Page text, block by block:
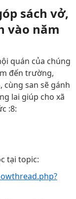
sách vở,
vào năm
quán của chúng
đến trường,
cùng san sẽ gánh
lai giúp cho xã
:8:
tại topic: